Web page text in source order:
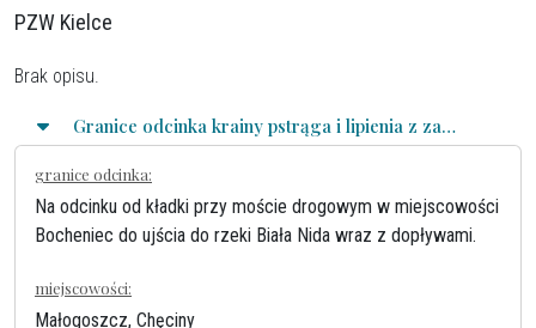
PZW Kielce
Brak opisu.
Granice odcinka krainy pstrąga i lipienia z zasadami połowu
granice odcinka:
Na odcinku od kładki przy moście drogowym w miejscowości
Bocheniec do ujścia do rzeki Biała Nida wraz z dopływami.
miejscowości:
Małogoszcz, Chęciny